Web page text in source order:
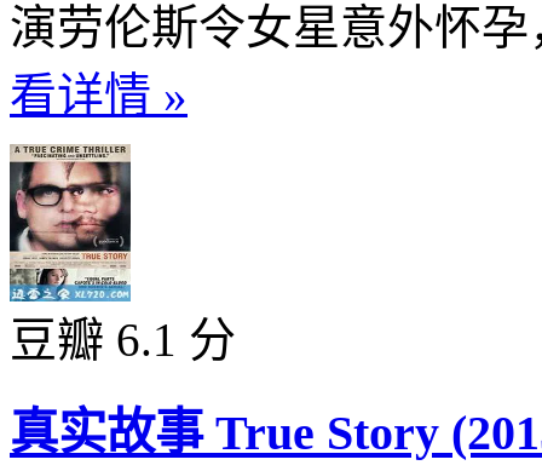
演劳伦斯令女星意外怀
看详情 »
豆瓣 6.1 分
真实故事 True Story